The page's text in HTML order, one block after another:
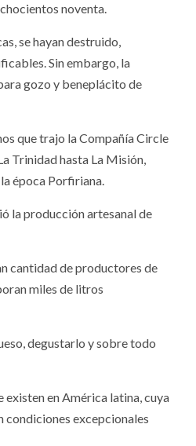
noventa.
se hayan destruido,
Sin embargo, la
gozo y beneplácito de
que trajo la Compañía Circle
Trinidad hasta La Misión,
época Porfiriana.
la producción artesanal de
cantidad de productores de
miles de litros
degustarlo y sobre todo
existen en América latina, cuya
condiciones excepcionales